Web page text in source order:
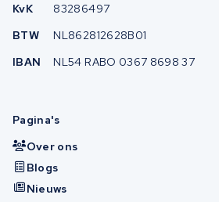
KvK
83286497
BTW
NL862812628B01
IBAN
NL54 RABO 0367 8698 37
Pagina's
Over ons
Blogs
Nieuws